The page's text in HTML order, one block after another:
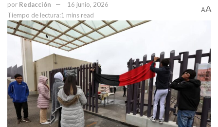
por Redacción
16 junio, 2026
Tiempo de lectura:1 mins read
AA